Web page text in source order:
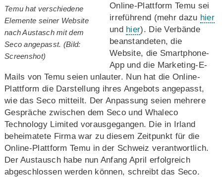
Temu hat verschiedene
Elemente seiner Website
nach Austasch mit dem
Seco angepasst. (Bild:
Screenshot)
Online-Plattform Temu sei
irreführend (mehr dazu hier
und hier). Die Verbände
beanstandeten, die
Website, die Smartphone-
App und die Marketing-E-
Mails von Temu seien unlauter. Nun hat die Online-
Plattform die Darstellung ihres Angebots angepasst,
wie das Seco mitteilt. Der Anpassung seien mehrere
Gespräche zwischen dem Seco und Whaleco
Technology Limited vorausgegangen. Die in Irland
beheimatete Firma war zu diesem Zeitpunkt für die
Online-Plattform Temu in der Schweiz verantwortlich.
Der Austausch habe nun Anfang April erfolgreich
abgeschlossen werden können, schreibt das Seco.